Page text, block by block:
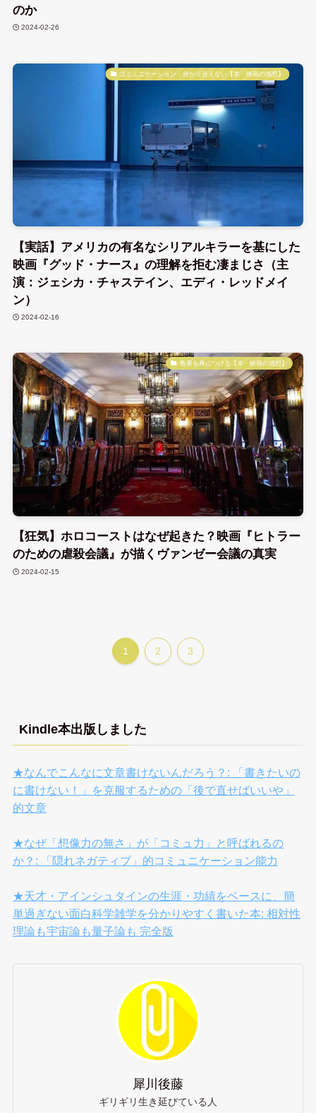
のか
2024-02-26
コミュニケーション・分かり合えない【本・映画の感想】
【実話】アメリカの有名なシリアルキラーを基にした
映画『グッド・ナース』の理解を拒む凄まじさ（主
演：ジェシカ・チャステイン、エディ・レッドメイ
ン）
2024-02-16
教養を身につける【本・映画の感想】
【狂気】ホロコーストはなぜ起きた？映画『ヒトラー
のための虐殺会議』が描くヴァンゼー会議の真実
2024-02-15
1 2 3
Kindle本出版しました
★なんでこんなに文章書けないんだろう？: 「書きたいの
に書けない！」を克服するための「後で直せばいいや」
的文章
★なぜ「想像力の無さ」が「コミュ力」と呼ばれるの
か？: 「隠れネガティブ」的コミュニケーション能力
★天才・アインシュタインの生涯・功績をベースに、簡
単過ぎない面白科学雑学を分かりやすく書いた本: 相対性
理論も宇宙論も量子論も 完全版